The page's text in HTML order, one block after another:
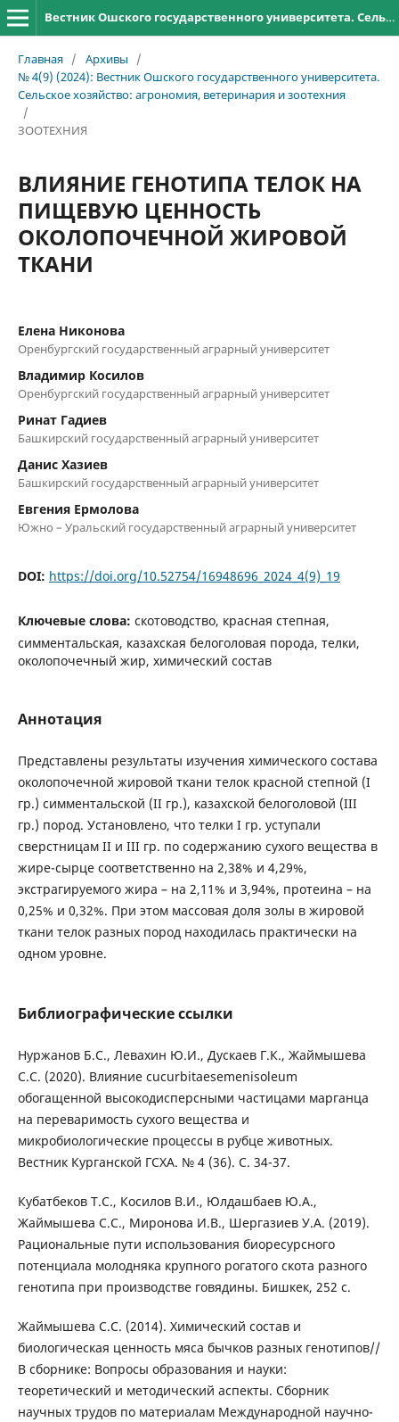
Вестник Ошского государственного университета. Сельское хозяйство: агрономия, ветеринария и зоотехния
Главная / Архивы
/
№ 4(9) (2024): Вестник Ошского государственного университета.
Сельское хозяйство: агрономия, ветеринария и зоотехния
/
ЗООТЕХНИЯ
ВЛИЯНИЕ ГЕНОТИПА ТЕЛОК НА
ПИЩЕВУЮ ЦЕННОСТЬ
ОКОЛОПОЧЕЧНОЙ ЖИРОВОЙ
ТКАНИ
Елена Никонова
Оренбургский государственный аграрный университет
Владимир Косилов
Оренбургский государственный аграрный университет
Ринат Гадиев
Башкирский государственный аграрный университет
Данис Хазиев
Башкирский государственный аграрный университет
Евгения Ермолова
Южно – Уральский государственный аграрный университет
DOI: https://doi.org/10.52754/16948696_2024_4(9)_19
Ключевые слова: скотоводство, красная степная,
симментальская, казахская белоголовая порода, телки,
околопочечный жир, химический состав
Аннотация
Представлены результаты изучения химического состава
околопочечной жировой ткани телок красной степной (I
гр.) симментальской (II гр.), казахской белоголовой (III
гр.) пород. Установлено, что телки I гр. уступали
сверстницам II и III гр. по содержанию сухого вещества в
жире-сырце соответственно на 2,38% и 4,29%,
экстрагируемого жира – на 2,11% и 3,94%, протеина – на
0,25% и 0,32%. При этом массовая доля золы в жировой
ткани телок разных пород находилась практически на
одном уровне.
Библиографические ссылки
Нуржанов Б.С., Левахин Ю.И., Дускаев Г.К., Жаймышева
С.С. (2020). Влияние cucurbitaesemenisoleum
обогащенной высокодисперсными частицами марганца
на переваримость сухого вещества и
микробиологические процессы в рубце животных.
Вестник Курганской ГСХА. № 4 (36). С. 34-37.
Кубатбеков Т.С., Косилов В.И., Юлдашбаев Ю.А.,
Жаймышева С.С., Миронова И.В., Шергазиев У.А. (2019).
Рациональные пути использования биоресурсного
потенциала молодняка крупного рогатого скота разного
генотипа при производстве говядины. Бишкек, 252 с.
Жаймышева С.С. (2014). Химический состав и
биологическая ценность мяса бычков разных генотипов//
В сборнике: Вопросы образования и науки:
теоретический и методический аспекты. Сборник
научных трудов по материалам Международной научно-